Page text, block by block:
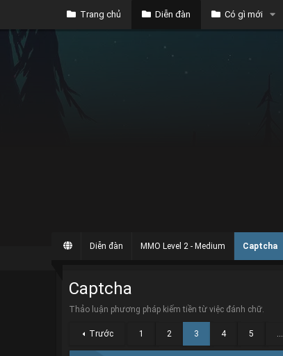
Trang chủ Diễn đàn Có gì mới
Diễn đàn MMO Level 2 - Medium Captcha
Captcha
Thảo luận phương pháp kiếm tiền từ việc đánh chữ.
Trước 1 2 3 4 5 …